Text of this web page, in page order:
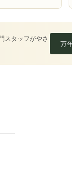
スタッフがやさ
万